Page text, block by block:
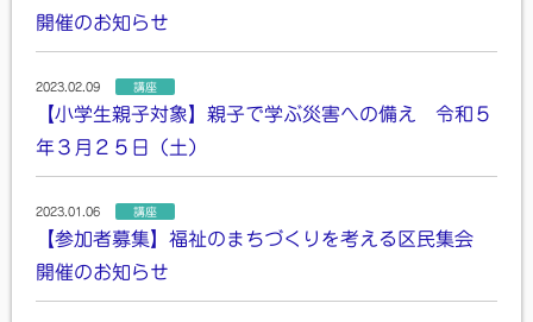
開催のお知らせ
2023.02.09 講座
【小学生親子対象】親子で学ぶ災害への備え 令和５
年３月２５日（土）
2023.01.06 講座
【参加者募集】福祉のまちづくりを考える区民集会
開催のお知らせ